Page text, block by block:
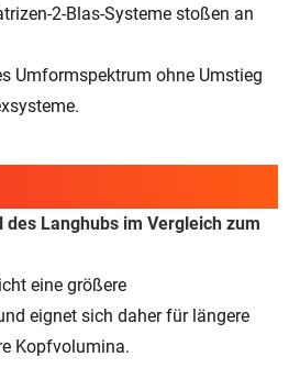
2-Blas-Systeme stoßen an
Umformspektrum ohne Umstieg
des Langhubs im Vergleich zum
eine größere
eignet sich daher für längere
Kopfvolumina.